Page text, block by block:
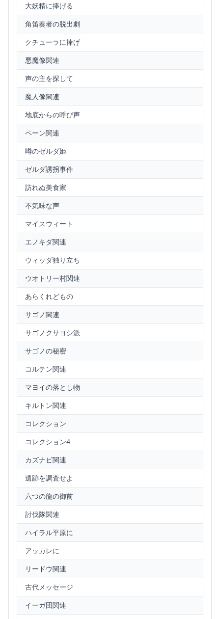
大妖精に捧げる
角笛奏者の脱出劇
クチューラに捧げ
悪魔像関連
声の主を探して
魔人像関連
地底からの呼び声
ペーン関連
噂のゼルダ姫
ゼルダ誘拐事件
訪れぬ美食家
不気味な声
マイスウィート
エノキダ関連
ウィッダ独り立ち
ウオトリー村関連
あらくれどもの
サゴノ関連
サゴノクサヨシ派
サゴノの秘密
コルテン関連
マヨイの落とし物
キルトン関連
コレクション
コレクション4
カズナビ関連
遺跡を調査せよ
六つの龍の御前
討伐隊関連
ハイラル平原に
アッカレに
リードウ関連
古代メッセージ
イーガ団関連